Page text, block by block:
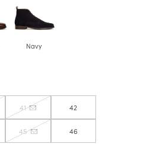
Navy
41 42
45 46